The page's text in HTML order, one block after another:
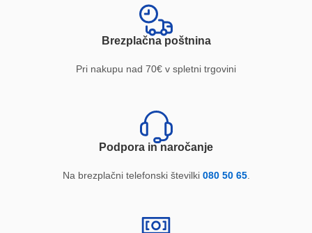
Brezplačna poštnina
Pri nakupu nad 70€ v spletni trgovini
Podpora in naročanje
Na brezplačni telefonski številki 080 50 65.